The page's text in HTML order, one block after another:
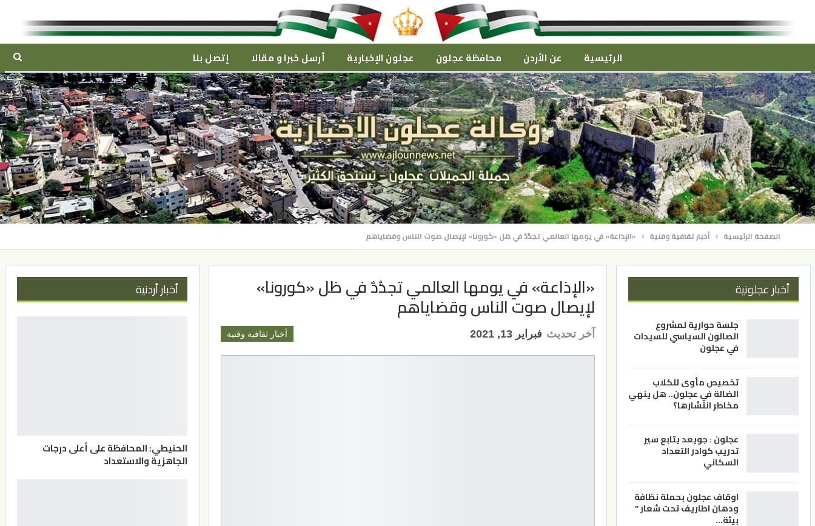
الرئيسية عن الأردن محافظة عجلون عجلون الإخبارية أرسل خبرا و مقالا إتصل بنا
الصفحة الرئيسية أخبار ثقافية وفنية «الإذاعة» في يومها العالمي تجدُّدٌ في ظل «كورونا» لإيصال صوت الناس وقضاياهم
«الإذاعة» في يومها العالمي تجدُّدٌ في ظل «كورونا»
لإيصال صوت الناس وقضاياهم
أخبار ثقافية وفنية آخر تحديث فبراير 13, 2021
أخبار عجلونية
جلسة حوارية لمشروع
الصالون السياسي للسيدات
في عجلون
تخصيص مأوى للكلاب
الضالة في عجلون.. هل ينهي
مخاطر انتشارها؟
عجلون : جويعد يتابع سير
تدريب كوادر التعداد
السكاني
اوقاف عجلون بحملة نظافة
ودهان اطاريف تحت شعار ”
بيئة…
أخبار أردنية
الحنيطي: المحافظة على أعلى درجات
الجاهزية والاستعداد